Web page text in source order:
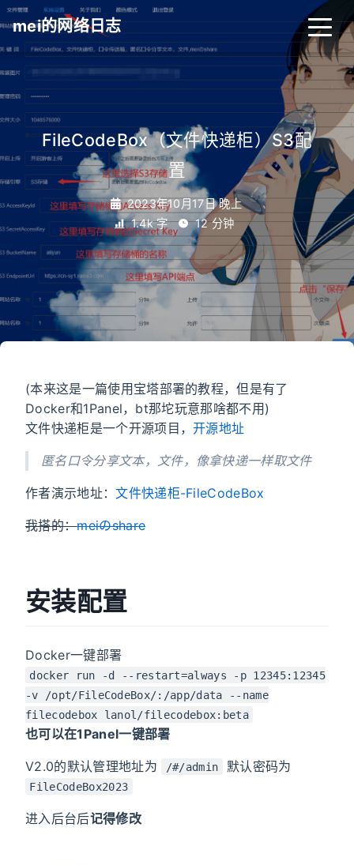
mei的网络日志
FileCodeBox（文件快递柜）S3配
置
2023年10月17日 晚上
1.4k 字
12 分钟
(本来这是一篇使用宝塔部署的教程，但是有了
Docker和1Panel，bt那坨玩意那啥都不用)
文件快递柜是一个开源项目，开源地址
匿名口令分享文本，文件，像拿快递一样取文件
作者演示地址：文件快递柜-FileCodeBox
我搭的：meiのshare
安装配置
Docker一键部署
docker run -d --restart=always -p 12345:12345
-v /opt/FileCodeBox/:/app/data --name
filecodebox lanol/filecodebox:beta
也可以在1Panel一键部署
V2.0的默认管理地址为 /#/admin 默认密码为
FileCodeBox2023
进入后台后记得修改